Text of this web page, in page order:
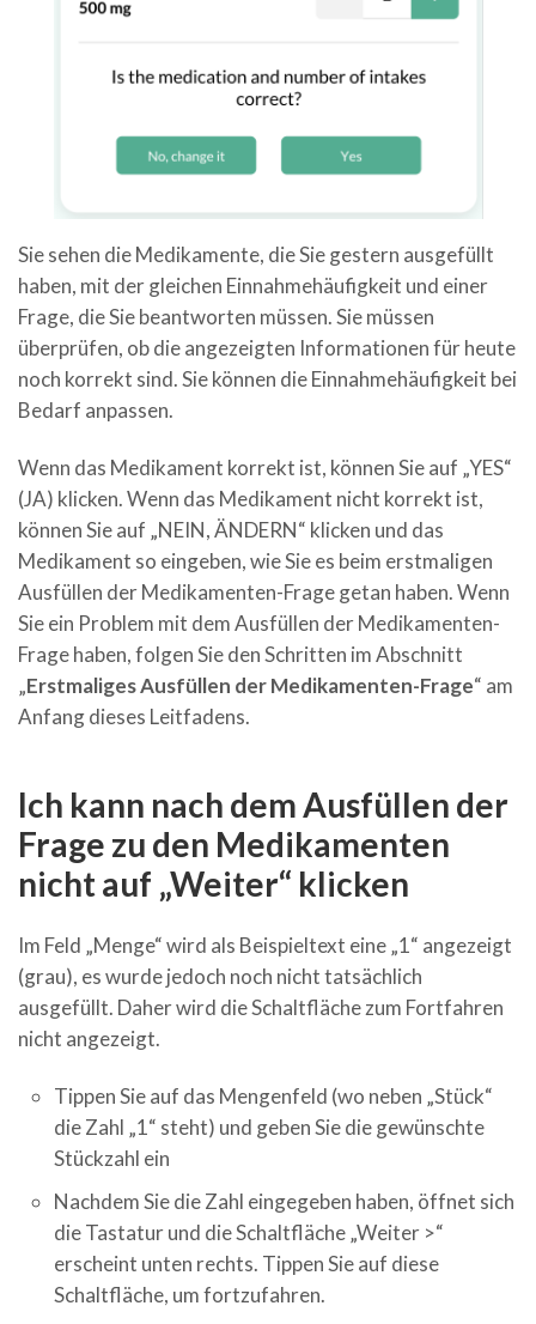
Sie sehen die Medikamente, die Sie gestern ausgefüllt
haben, mit der gleichen Einnahmehäufigkeit und einer
Frage, die Sie beantworten müssen. Sie müssen
überprüfen, ob die angezeigten Informationen für heute
noch korrekt sind. Sie können die Einnahmehäufigkeit bei
Bedarf anpassen.
Wenn das Medikament korrekt ist, können Sie auf „YES“
(JA) klicken. Wenn das Medikament nicht korrekt ist,
können Sie auf „NEIN, ÄNDERN“ klicken und das
Medikament so eingeben, wie Sie es beim erstmaligen
Ausfüllen der Medikamenten-Frage getan haben. Wenn
Sie ein Problem mit dem Ausfüllen der Medikamenten-
Frage haben, folgen Sie den Schritten im Abschnitt
„Erstmaliges Ausfüllen der Medikamenten-Frage“ am
Anfang dieses Leitfadens.
Ich kann nach dem Ausfüllen der
Frage zu den Medikamenten
nicht auf „Weiter“ klicken
Im Feld „Menge“ wird als Beispieltext eine „1“ angezeigt
(grau), es wurde jedoch noch nicht tatsächlich
ausgefüllt. Daher wird die Schaltfläche zum Fortfahren
nicht angezeigt.
Tippen Sie auf das Mengenfeld (wo neben „Stück“
die Zahl „1“ steht) und geben Sie die gewünschte
Stückzahl ein
Nachdem Sie die Zahl eingegeben haben, öffnet sich
die Tastatur und die Schaltfläche „Weiter >“
erscheint unten rechts. Tippen Sie auf diese
Schaltfläche, um fortzufahren.